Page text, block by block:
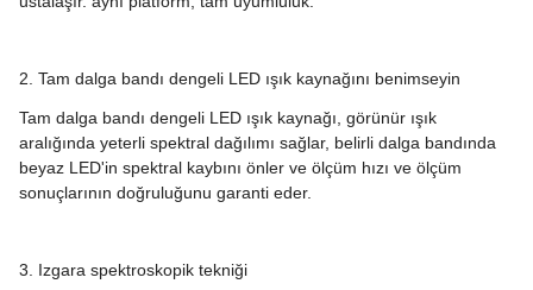
2. Tam dalga bandı dengeli LED ışık kaynağını benimseyin
Tam dalga bandı dengeli LED ışık kaynağı, görünür ışık
aralığında yeterli spektral dağılımı sağlar, belirli dalga bandında
beyaz LED'in spektral kaybını önler ve ölçüm hızı ve ölçüm
sonuçlarının doğruluğunu garanti eder.
3. Izgara spektroskopik tekniği